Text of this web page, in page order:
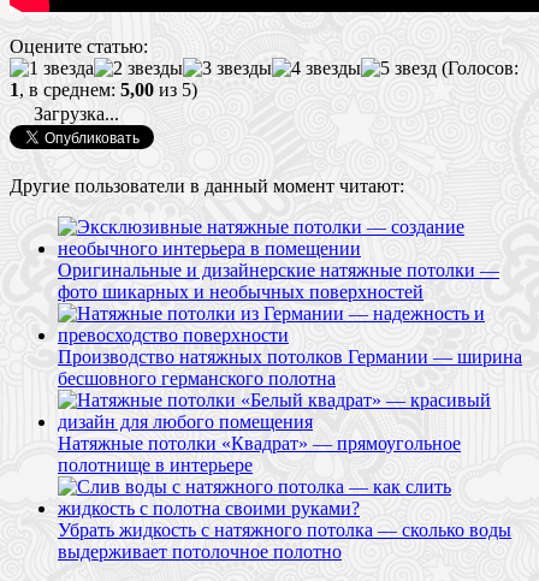
Оцените статью:
(Голосов:
1, в среднем: 5,00 из 5)
Загрузка...
Другие пользователи в данный момент читают:
Оригинальные и дизайнерские натяжные потолки —
фото шикарных и необычных поверхностей
Производство натяжных потолков Германии — ширина
бесшовного германского полотна
Натяжные потолки «Квадрат» — прямоугольное
полотнище в интерьере
Убрать жидкость с натяжного потолка — сколько воды
выдерживает потолочное полотно